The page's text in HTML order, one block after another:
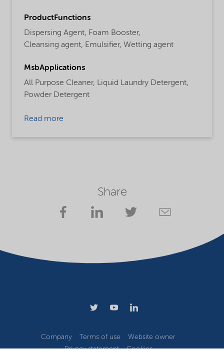
ProductFunctions
Dispersing Agent, Foam Booster,
Cleansing agent, Emulsifier, Wetting agent
MsbApplications
All Purpose Cleaner, Liquid Laundry Detergent,
Powder Detergent
Read more
Share
Company Terms of use
Website owner
Privacy statement
Cookies